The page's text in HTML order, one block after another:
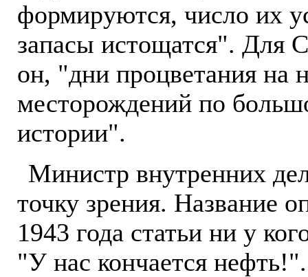
формируются, число их
запасы истощатся". Для
он, "дни процветания на
месторождений по
истории".
Министр внутренних
точку зрения. Название
1943 года статьи ни у
"У нас кончается